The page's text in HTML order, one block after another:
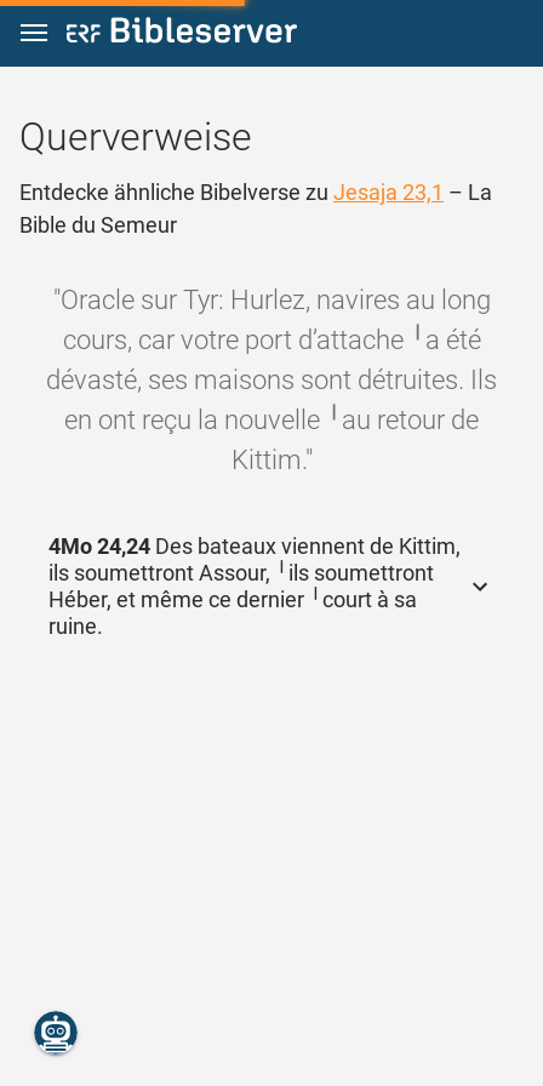
Zum Inhalt springen
Querverweise
Entdecke ähnliche Bibelverse zu Jesaja 23,1 – La
Bible du Semeur
"Oracle sur Tyr: Hurlez, navires au long
cours, car votre port d’attache ╵a été
dévasté, ses maisons sont détruites. Ils
en ont reçu la nouvelle ╵au retour de
Kittim."
4Mo 24,24 Des bateaux viennent de Kittim,
ils soumettront Assour, ╵ils soumettront
Héber, et même ce dernier ╵court à sa
ruine.